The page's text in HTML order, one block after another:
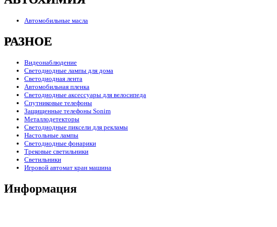
Автомобильные масла
РАЗНОЕ
Видеонаблюдение
Светодиодные лампы для дома
Светодиодная лента
Автомобильная пленка
Светодиодные аксессуары для велосипеда
Спутниковые телефоны
Защищенные телефоны Sonim
Металлодетекторы
Светодиодные пиксели для рекламы
Настольные лампы
Светодиодные фонарики
Трековые светильники
Светильники
Игровой автомат кран машина
Информация